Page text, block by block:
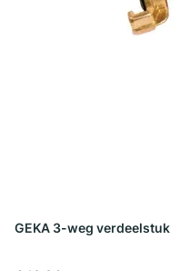
GEKA 3-weg verdeelstuk